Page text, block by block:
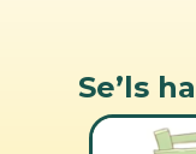
Se’ls